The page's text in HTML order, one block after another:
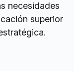
necesidades
superior